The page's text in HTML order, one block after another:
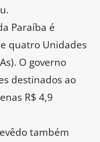
Paraíba é
quatro Unidades
O governo
destinados ao
R$ 4,9
também